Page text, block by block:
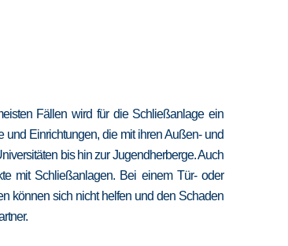
Fällen wird für die Schließanlage ein
Einrichtungen, die mit ihren Außen- und
bis hin zur Jugendherberge. Auch
mit Schließanlagen. Bei einem Tür- oder
können sich nicht helfen und den Schaden